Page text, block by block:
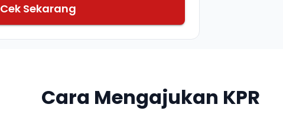
Cek Sekarang
Cara Mengajukan KPR